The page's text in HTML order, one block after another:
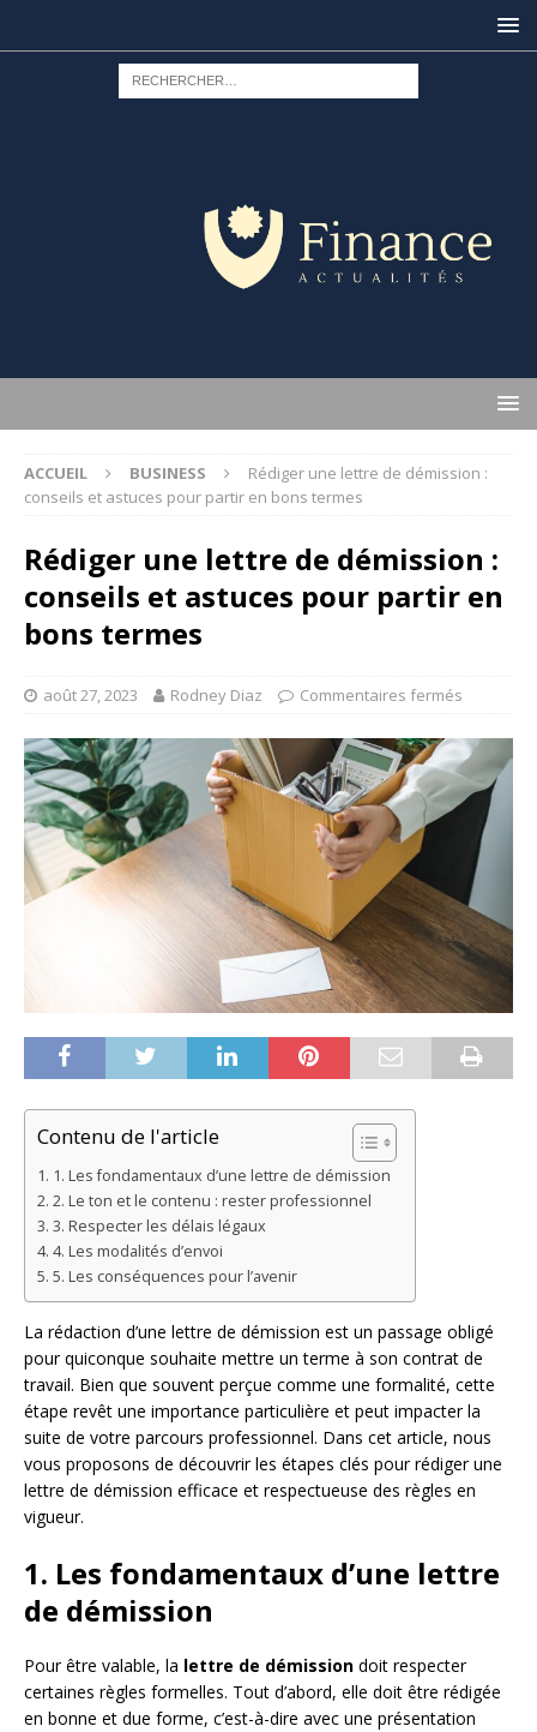
ACCUEIL BUSINESS
Rédiger une lettre de démission :
conseils et astuces pour partir en bons termes
Rédiger une lettre de démission :
conseils et astuces pour partir en
bons termes
août 27, 2023 Rodney Diaz Commentaires fermés
Contenu de l'article
1. Les fondamentaux d’une lettre de démission
2. Le ton et le contenu : rester professionnel
3. Respecter les délais légaux
4. Les modalités d’envoi
5. Les conséquences pour l’avenir
La rédaction d’une lettre de démission est un passage obligé
pour quiconque souhaite mettre un terme à son contrat de
travail. Bien que souvent perçue comme une formalité, cette
étape revêt une importance particulière et peut impacter la
suite de votre parcours professionnel. Dans cet article, nous
vous proposons de découvrir les étapes clés pour rédiger une
lettre de démission efficace et respectueuse des règles en
vigueur.
1. Les fondamentaux d’une lettre
de démission
Pour être valable, la lettre de démission doit respecter
certaines règles formelles. Tout d’abord, elle doit être rédigée
en bonne et due forme, c’est-à-dire avec une présentation